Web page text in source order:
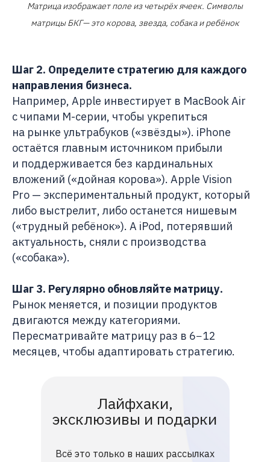
Матрица изображает поле из четырёх ячеек. Символы
матрицы БКГ— это корова, звезда, собака и ребёнок
Шаг 2. Определите стратегию для каждого
направления бизнеса.
Например, Apple инвестирует в MacBook Air
с чипами M-серии, чтобы укрепиться
на рынке ультрабуков («звёзды»). iPhone
остаётся главным источником прибыли
и поддерживается без кардинальных
вложений («дойная корова»). Apple Vision
Pro — экспериментальный продукт, который
либо выстрелит, либо останется нишевым
(«трудный ребёнок»). А iPod, потерявший
актуальность, сняли с производства
(«собака»).
Шаг 3. Регулярно обновляйте матрицу.
Рынок меняется, и позиции продуктов
двигаются между категориями.
Пересматривайте матрицу раз в 6−12
месяцев, чтобы адаптировать стратегию.
Всё это только в наших рассылках
Лайфхаки,
эксклюзивы и подарки